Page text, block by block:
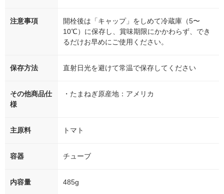
注意事項
開栓後は「キャップ」をしめて冷蔵庫（5〜
10℃）に保存し、賞味期限にかかわらず、でき
るだけお早めにご使用ください。
保存方法 直射日光を避けて常温で保存してください
その他商品仕
様
・たまねぎ原産地：アメリカ
主原料 トマト
容器 チューブ
内容量 485g